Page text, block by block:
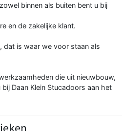
binnen als buiten bent u bij
en de zakelijke klant.
dat is waar we voor staan als
die uit nieuwbouw,
Daan Klein Stucadoors aan het